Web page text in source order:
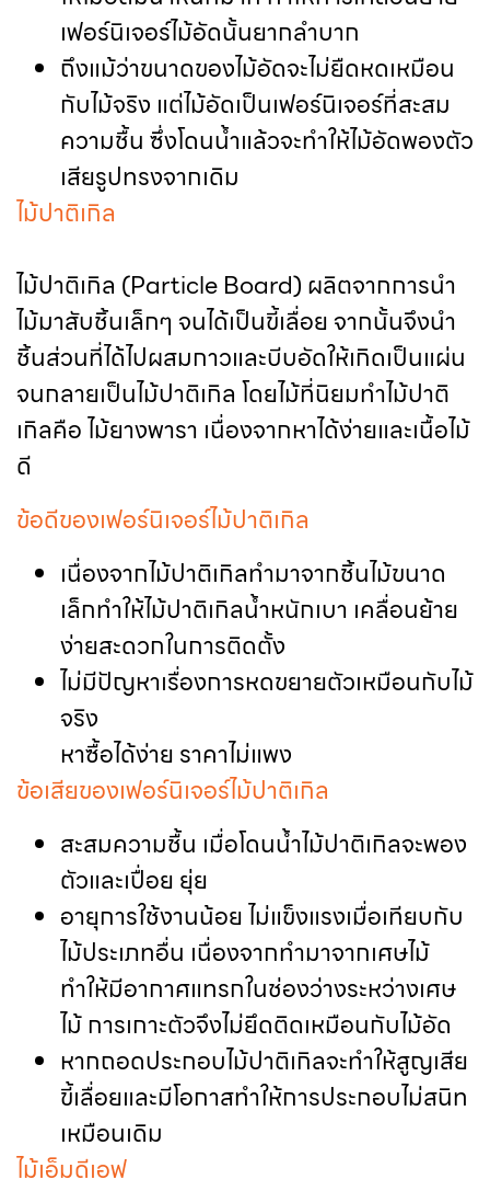
เฟอร์นิเจอร์ไม้อัดนั้นยากลำบาก
ถึงแม้ว่าขนาดของไม้อัดจะไม่ยืดหดเหมือน
กับไม้จริง แต่ไม้อัดเป็นเฟอร์นิเจอร์ที่สะสม
ความชื้น ซึ่งโดนน้ำแล้วจะทำให้ไม้อัดพองตัว
เสียรูปทรงจากเดิม
ไม้ปาติเกิล
ไม้ปาติเกิล (Particle Board) ผลิตจากการนำ
ไม้มาสับชิ้นเล็กๆ จนได้เป็นขี้เลื่อย จากนั้นจึงนำ
ชิ้นส่วนที่ได้ไปผสมกาวและบีบอัดให้เกิดเป็นแผ่น
จนกลายเป็นไม้ปาติเกิล โดยไม้ที่นิยมทำไม้ปาติ
เกิลคือ ไม้ยางพารา เนื่องจากหาได้ง่ายและเนื้อไม้
ดี
ข้อดีของเฟอร์นิเจอร์ไม้ปาติเกิล
เนื่องจากไม้ปาติเกิลทำมาจากชิ้นไม้ขนาด
เล็กทำให้ไม้ปาติเกิลน้ำหนักเบา เคลื่อนย้าย
ง่ายสะดวกในการติดตั้ง
ไม่มีปัญหาเรื่องการหดขยายตัวเหมือนกับไม้
จริง
หาซื้อได้ง่าย ราคาไม่แพง
ข้อเสียของเฟอร์นิเจอร์ไม้ปาติเกิล
สะสมความชื้น เมื่อโดนน้ำไม้ปาติเกิลจะพอง
ตัวและเปื่อย ยุ่ย
อายุการใช้งานน้อย ไม่แข็งแรงเมื่อเทียบกับ
ไม้ประเภทอื่น เนื่องจากทำมาจากเศษไม้
ทำให้มีอากาศแทรกในช่องว่างระหว่างเศษ
ไม้ การเกาะตัวจึงไม่ยึดติดเหมือนกับไม้อัด
หากถอดประกอบไม้ปาติเกิลจะทำให้สูญเสีย
ขี้เลื่อยและมีโอกาสทำให้การประกอบไม่สนิท
เหมือนเดิม
ไม้เอ็มดีเอฟ